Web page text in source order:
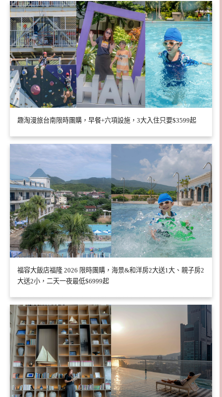
趣淘漫旅台南限時團購，早餐+六項設施，3大入住只要$3599起
福容大飯店福隆 2026 限時團購，海景&和洋房2大送1大、親子房2
大送2小，二天一夜最低$6999起